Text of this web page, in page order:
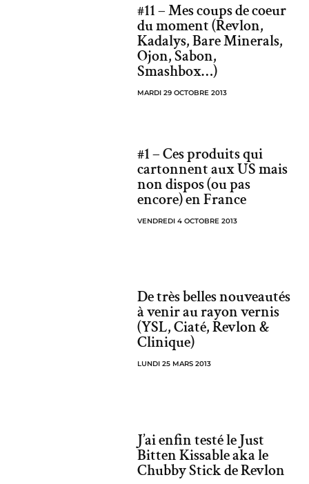
#11 – Mes coups de coeur
du moment (Revlon,
Kadalys, Bare Minerals,
Ojon, Sabon,
Smashbox…)
MARDI 29 OCTOBRE 2013
#1 – Ces produits qui
cartonnent aux US mais
non dispos (ou pas
encore) en France
VENDREDI 4 OCTOBRE 2013
De très belles nouveautés
à venir au rayon vernis
(YSL, Ciaté, Revlon &
Clinique)
LUNDI 25 MARS 2013
J’ai enfin testé le Just
Bitten Kissable aka le
Chubby Stick de Revlon